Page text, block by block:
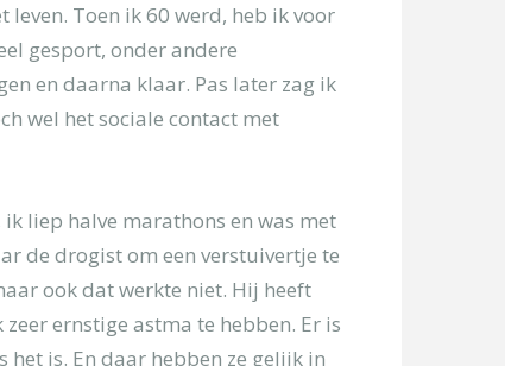
Toen ik 60 werd, heb ik voor
gesport, onder andere
en daarna klaar. Pas later zag ik
wel het sociale contact met
liep halve marathons en was met
de drogist om een verstuivertje te
ook dat werkte niet. Hij heeft
ernstige astma te hebben. Er is
is. En daar hebben ze gelijk in